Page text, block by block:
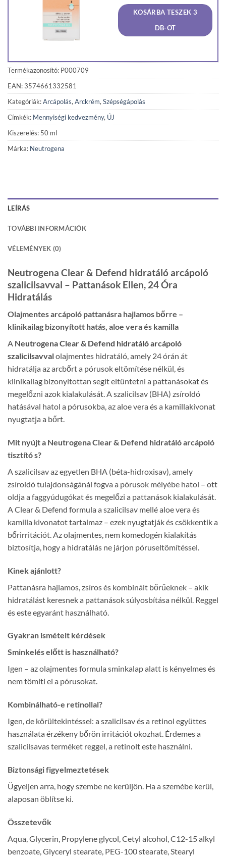
was:
1
890 Ft.
is:
796
KOSÁRBA TESZEK 3
DB-OT
Termékazonosító: P000709
EAN: 3574661332581
Kategóriák:Arcápolás, Arckrém, Szépségápolás
Címkék: Mennyiségi kedvezmény, ÚJ
Kiszerelés: 50 ml
Márka: Neutrogena
LEÍRÁS
TOVÁBBI INFORMÁCIÓK
VÉLEMÉNYEK (0)
Neutrogena Clear & Defend hidratáló arcápoló
szalicilsavval – Pattanások Ellen, 24 Óra
Hidratálás
Olajmentes arcápoló pattanásra hajlamos bőrre –
klinikailag bizonyított hatás, aloe vera és kamilla
A Neutrogena Clear & Defend hidratáló arcápoló
szalicilsavvalolajmentes hidratáló, amely 24 órán át
hidratálja az arcbőrt a pórusok eltömítése nélkül, és
klinikailag bizonyítottan segít eltüntetni a pattanásokat és
megelőzni azok kialakulását. A szalicilsav (BHA) zsíroldó
hatásával hatol a pórusokba, az aloe vera és a kamillakivonat
nyugtatja a bőrt.
Mit nyújt a Neutrogena Clear & Defend hidratáló arcápoló
tisztító s?
A szalicilsav az egyetlen BHA (béta-hidroxisav), amely
zsíroldó tulajdonságánál fogva a pórusok mélyébe hatol – ott
oldja a faggyúdugókat és megelőzi a pattanások kialakulását.
A Clear & Defend formula a szalicilsav mellé aloe vera és
kamilla kivonatot tartalmaz – ezek nyugtatják és csökkentik a
bőrirritációt. Az olajmentes, nem komedogén kialakítás
biztosítja, hogy a hidratálás ne járjon póruseltömítéssel.
Kinek ajánlott?
Pattanásra hajlamos, zsíros és kombinált bőrűeknek – akik
hidratálást keresnek a pattanások súlyosbítása nélkül. Reggel
és este egyaránt használható.
Gyakran ismételt kérdések
Sminkelés előtt is használható?
Igen – az olajmentes formula sminkalap alatt is kényelmes és
nem tömíti el a pórusokat.
Kombinálható-e retinollal?
Igen, de körültekintéssel: a szalicilsav és a retinol együttes
használata érzékeny bőrön irritációt okozhat. Érdemes a
szalicilsavas terméket reggel, a retinolt este használni.
Biztonsági figyelmeztetések
Ügyeljen arra, hogy szembe ne kerüljön. Ha a szemébe kerül,
alaposan öblítse ki.
Összetevők
Aqua, Glycerin, Propylene glycol, Cetyl alcohol, C12-15 alkyl
benzoate, Glyceryl stearate, PEG-100 stearate, Stearyl